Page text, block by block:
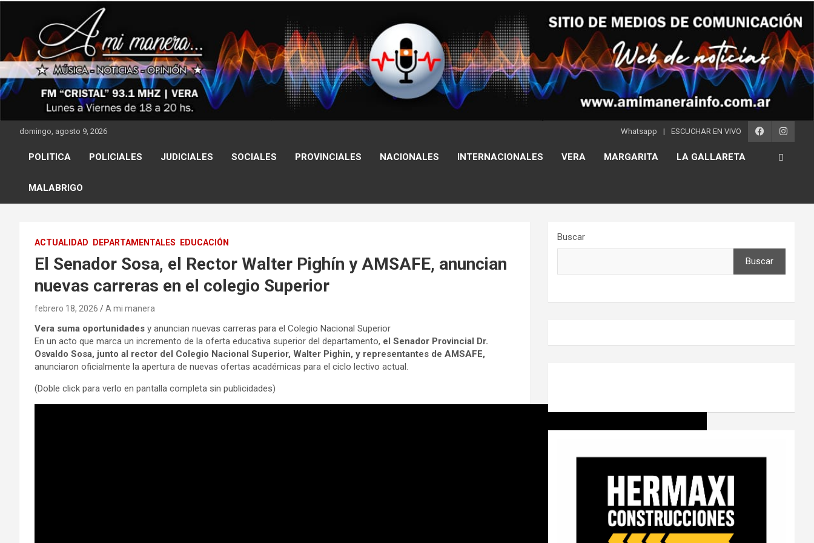
Skip
domingo, agosto 9, 2026 Whatsapp ESCUCHAR EN VIVO
POLITICA POLICIALES JUDICIALES SOCIALES PROVINCIALES NACIONALES INTERNACIONALES VERA MARGARITA LA GALLARETA
MALABRIGO
ACTUALIDAD DEPARTAMENTALES EDUCACIÓN
El Senador Sosa, el Rector Walter Pighín y AMSAFE, anuncian
nuevas carreras en el colegio Superior
febrero 18, 2026 A mi manera
​Vera suma oportunidades y anuncian nuevas carreras para el Colegio Nacional Superior
​En un acto que marca un incremento de la oferta educativa superior del departamento, el Senador Provincial Dr.
Osvaldo Sosa, junto al rector del Colegio Nacional Superior, Walter Pighin, y representantes de AMSAFE,
anunciaron oficialmente la apertura de nuevas ofertas académicas para el ciclo lectivo actual.
(Doble click para verlo en pantalla completa sin publicidades)
Buscar
Buscar